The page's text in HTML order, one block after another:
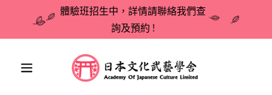
體驗班招生中，詳情請聯絡我們查
詢及預約 !